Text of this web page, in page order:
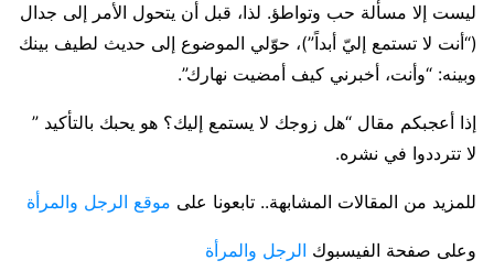
ليست إلا مسألة حب وتواطؤ. لذا، قبل أن يتحول الأمر إلى جدال
(“أنت لا تستمع إليّ أبداً”)، حوّلي الموضوع إلى حديث لطيف بينك
وبينه: “وأنت، أخبرني كيف أمضيت نهارك”.
إذا أعجبكم مقال “هل زوجك لا يستمع إليك؟ هو يحبك بالتأكيد ”
لا تترددوا في نشره.
للمزيد من المقالات المشابهة.. تابعونا على موقع الرجل والمرأة
وعلى صفحة الفيسبوك الرجل والمرأة